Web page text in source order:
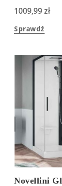
1009,99zł
Sprawdź
Novellini